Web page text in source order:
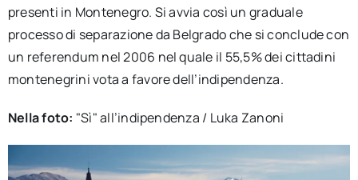
presenti in Montenegro. Si avvia così un graduale
processo di separazione da Belgrado che si conclude con
un referendum nel 2006 nel quale il 55,5% dei cittadini
montenegrini vota a favore dell’indipendenza.
Nella foto: "Sì" all’indipendenza / Luka Zanoni